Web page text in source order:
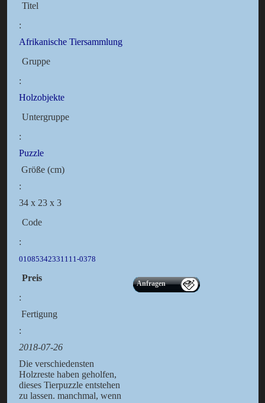
Titel
:
Afrikanische Tiersammlung
Gruppe
:
Holzobjekte
Untergruppe
:
Puzzle
Größe (cm)
:
34 x 23 x 3
Code
:
01085342331111-0378
Preis
:
Anfragen
Fertigung
:
2018-07-26
Die verschiedensten
Holzreste haben geholfen,
dieses Tierpuzzle entstehen
zu lassen. manchmal, wenn